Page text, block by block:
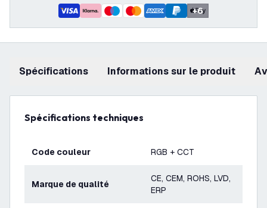
+6
Spécifications Informations sur le produit
Spécifications techniques
Code couleur RGB + CCT
Marque de qualité
CE, CEM, ROHS, LVD,
ERP